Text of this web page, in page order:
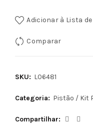
Adicionar à Lista
Comparar
SKU: L06481
Categoria: Pistão / Kit
Compartilhar